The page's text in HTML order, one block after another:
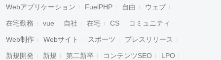
Webアプリケーション FuelPHP 自由 ウェブ
在宅勤務 vue 自社 在宅 CS コミュニティ
Web制作 Webサイト スポーツ プレスリリース
新規開発 新規 第二新卒 コンテンツSEO LPO